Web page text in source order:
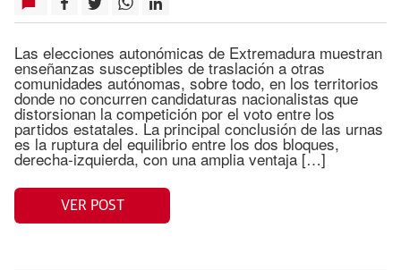
Las elecciones autonómicas de Extremadura muestran
enseñanzas susceptibles de traslación a otras
comunidades autónomas, sobre todo, en los territorios
donde no concurren candidaturas nacionalistas que
distorsionan la competición por el voto entre los
partidos estatales. La principal conclusión de las urnas
es la ruptura del equilibrio entre los dos bloques,
derecha-izquierda, con una amplia ventaja […]
VER POST